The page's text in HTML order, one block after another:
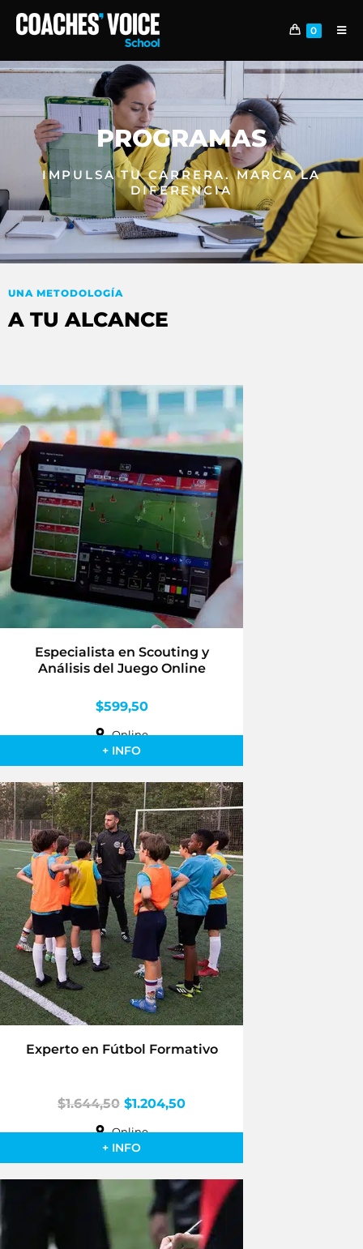
0
PROGRAMAS
IMPULSA TU CARRERA. MARCA LA
DIFERENCIA
UNA METODOLOGÍA
A TU ALCANCE
Especialista en Scouting y
Análisis del Juego Online
$599,50
Online
+ INFO
Experto en Fútbol Formativo
$1.644,50 $1.204,50
Online
+ INFO